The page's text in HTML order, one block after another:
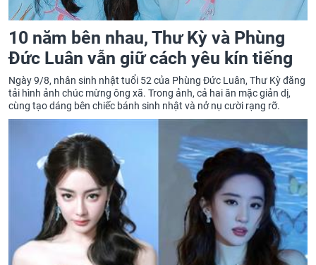
10 năm bên nhau, Thư Kỳ và Phùng
Đức Luân vẫn giữ cách yêu kín tiếng
Ngày 9/8, nhân sinh nhật tuổi 52 của Phùng Đức Luân, Thư Kỳ đăng
tải hình ảnh chúc mừng ông xã. Trong ảnh, cả hai ăn mặc giản dị,
cùng tạo dáng bên chiếc bánh sinh nhật và nở nụ cười rạng rỡ.